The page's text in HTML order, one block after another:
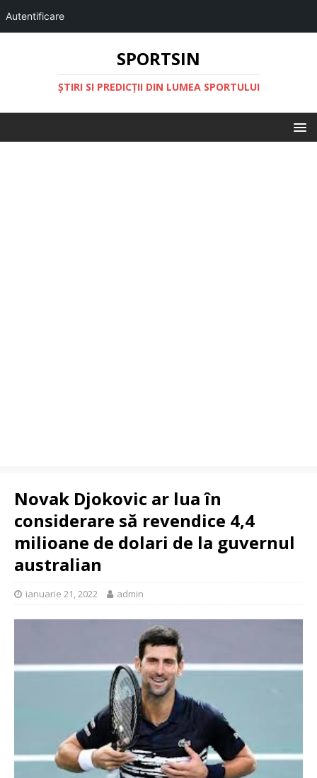
Autentificare
SPORTSIN
ŞTIRI SI PREDICŢII DIN LUMEA SPORTULUI
Novak Djokovic ar lua în
considerare să revendice 4,4
milioane de dolari de la guvernul
australian
ianuarie 21, 2022 admin